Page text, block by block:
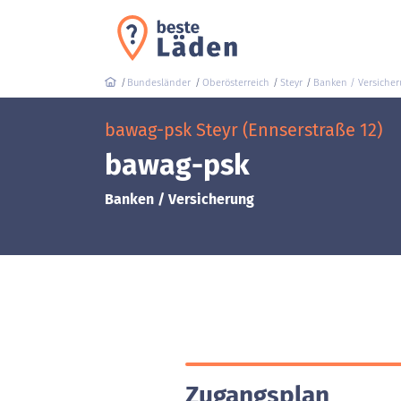
Bundesländer Oberösterreich Steyr Banken /
bawag-psk Steyr (Ennserstraße 12)
bawag-psk
Banken / Versicherung